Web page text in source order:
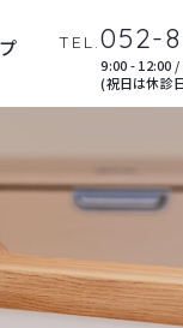
TEL.052-
9:00 - 12:00
(祝日は休診